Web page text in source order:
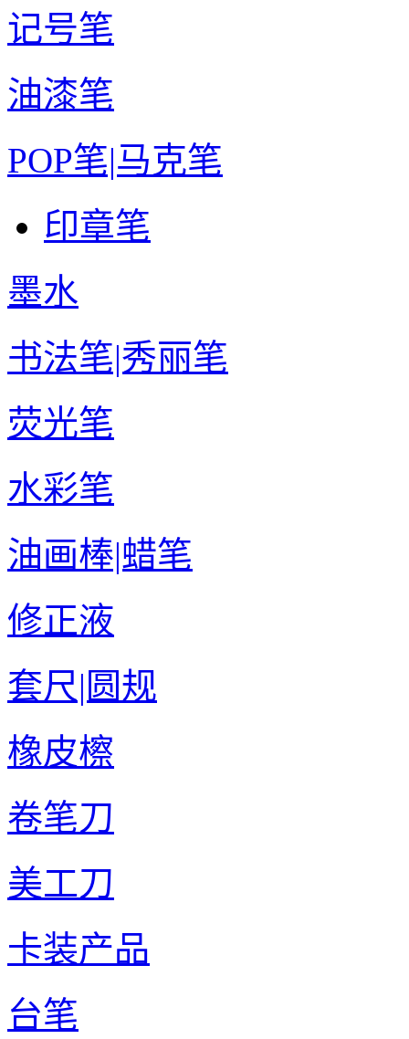
记号笔
油漆笔
POP笔|马克笔
印章笔
墨水
书法笔|秀丽笔
荧光笔
水彩笔
油画棒|蜡笔
修正液
套尺|圆规
橡皮檫
卷笔刀
美工刀
卡装产品
台笔